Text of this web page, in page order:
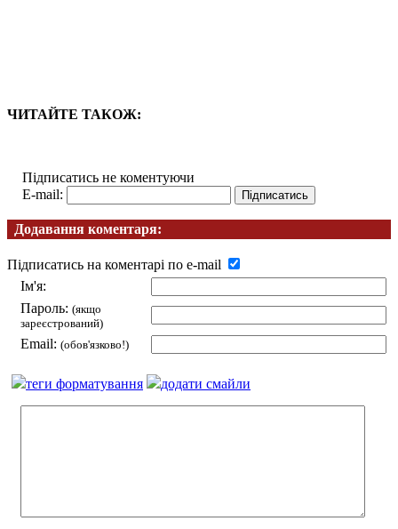
ЧИТАЙТЕ ТАКОЖ:
Підписатись не коментуючи
E-mail:
Додавання коментаря:
Підписатись на коментарі по e-mail
Ім'я:
Пароль: (якщо
зареєстрований)
Email: (обов'язково!)
теги форматування додати смайли